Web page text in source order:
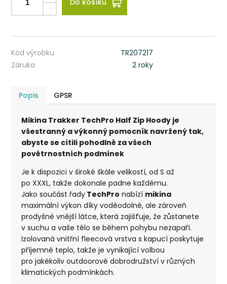
Do košíku
Kód výrobku
TR207217
Záruka
2 roky
Popis GPSR
Mikina Trakker TechPro Half Zip Hoody je
všestranný a výkonný pomocník navržený tak,
abyste se cítili pohodlně za všech
povětrnostních podmínek
Je k dispozici v široké škále velikostí, od S až
po XXXL, takže dokonale padne každému.
Jako součást řady TechPro nabízí mikina
maximální výkon díky voděodolné, ale zároveň
prodyšné vnější látce, která zajišťuje, že zůstanete
v suchu a vaše tělo se během pohybu nezapaří.
Izolovaná vnitřní fleecová vrstva s kapucí poskytuje
příjemné teplo, takže je vynikající volbou
pro jakékoliv outdoorové dobrodružství v různých
klimatických podmínkách.